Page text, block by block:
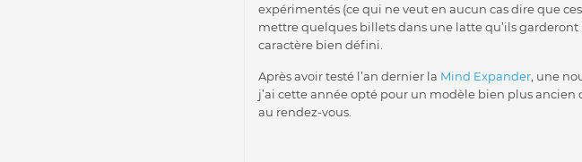
expérimentés (ce qui ne veut en aucun cas dire que
mettre quelques billets dans une latte qu’ils
caractère bien défini.
Après avoir testé l’an dernier la Mind Expander, une
j’ai cette année opté pour un modèle bien plus ancien
au rendez-vous.